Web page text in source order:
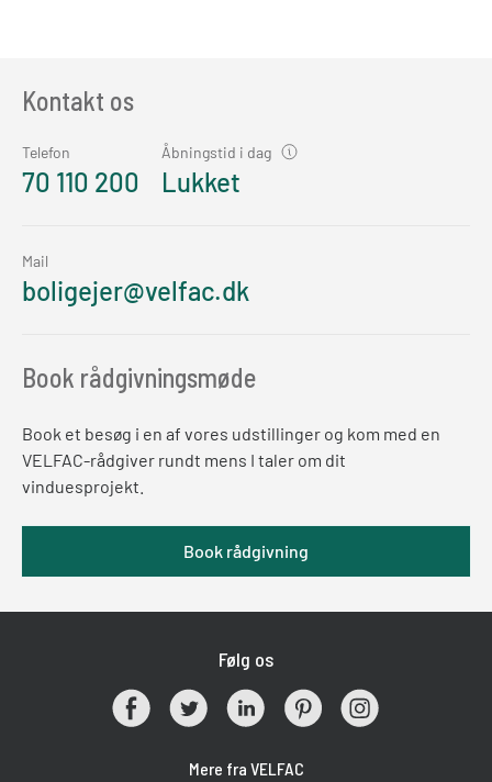
Kontakt os
Telefon
70 110 200
Åbningstid i dag
Lukket
Mail
boligejer@velfac.dk
Book rådgivningsmøde
Book et besøg i en af vores udstillinger og kom med en
VELFAC-rådgiver rundt mens I taler om dit
vinduesprojekt.
Book rådgivning
Følg os
Mere fra VELFAC